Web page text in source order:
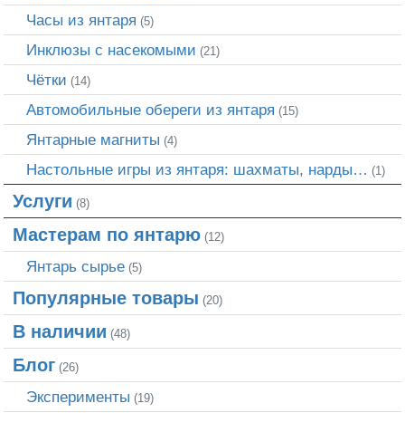
Часы из янтаря (5)
Инклюзы с насекомыми (21)
Чётки (14)
Автомобильные обереги из янтаря (15)
Янтарные магниты (4)
Настольные игры из янтаря: шахматы, нарды… (1)
Услуги (8)
Мастерам по янтарю (12)
Янтарь сырье (5)
Популярные товары (20)
В наличии (48)
Блог (26)
Эксперименты (19)